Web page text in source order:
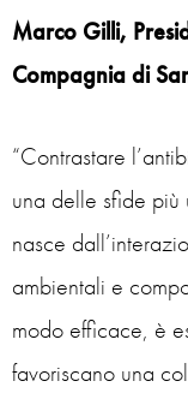
Marco Gilli,
Compagnia di
“Contrastare
una delle sfide
nasce
ambientali e
modo efficace, è
favoriscano una